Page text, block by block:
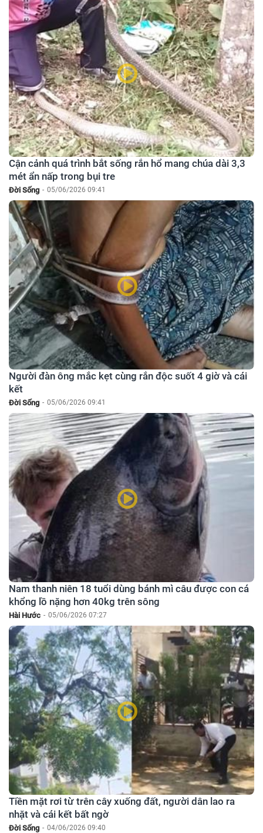
Cận cảnh quá trình bắt sống rắn hổ mang chúa dài 3,3
mét ẩn nấp trong bụi tre
Đời Sống - 05/06/2026 09:41
Người đàn ông mắc kẹt cùng rắn độc suốt 4 giờ và cái
kết
Đời Sống - 05/06/2026 09:41
Nam thanh niên 18 tuổi dùng bánh mì câu được con cá
khổng lồ nặng hơn 40kg trên sông
Hài Hước - 05/06/2026 07:27
Tiền mặt rơi từ trên cây xuống đất, người dân lao ra
nhặt và cái kết bất ngờ
Đời Sống - 04/06/2026 09:40